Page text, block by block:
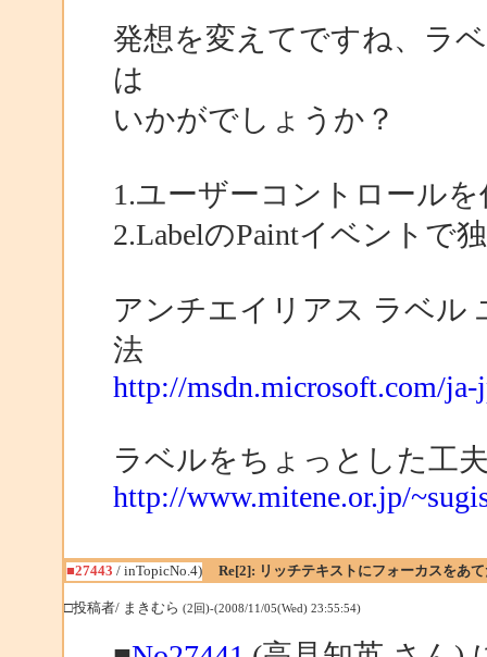
発想を変えてですね、ラ
は
いかがでしょうか？
1.ユーザーコントロール
2.LabelのPaintイベントで
アンチエイリアス ラベル
法
http://msdn.microsoft.com/
ラベルをちょっとした工
http://www.mitene.or.jp/
■27443 / inTopicNo.4) Re[2]: リッチテキストにフォーカスをあ
□投稿者/ まきむら (2回)-(2008/11/05(Wed) 23:55:54)